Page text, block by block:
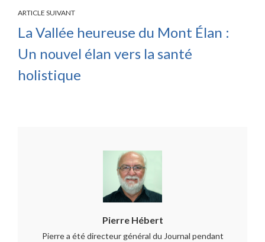
ARTICLE SUIVANT
La Vallée heureuse du Mont Élan :
Un nouvel élan vers la santé
holistique
Pierre Hébert
Pierre a été directeur général du Journal pendant